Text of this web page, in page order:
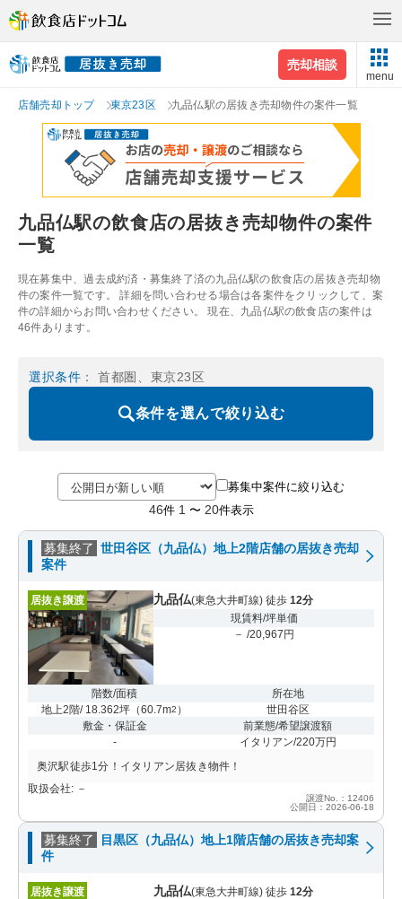
売却相談
menu
店舗売却トップ 東京23区 九品仏駅の居抜き売却物件の案件一覧
九品仏駅の飲食店の居抜き売却物件の案件
一覧
現在募集中、過去成約済・募集終了済の九品仏駅の飲食店の居抜き売却物
件の案件一覧です。 詳細を問い合わせる場合は各案件をクリックして、案
件の詳細からお問い合わせください。 現在、九品仏駅の飲食店の案件は
46件あります。
選択条件 ： 首都圏、東京23区
条件を選んで絞り込む
募集中案件に絞り込む
46件 1 〜 20件表示
募集終了 世田谷区（九品仏）地上2階店舗の居抜き売却
案件
居抜き譲渡 九品仏(東急大井町線) 徒歩 12分
現賃料/坪単価
－ /20,967円
階数/面積
地上2階/ 18.362坪 （60.7m2 ）
所在地
世田谷区
敷金・保証金
-
前業態/希望譲渡額
イタリアン/220万円
奥沢駅徒歩1分！イタリアン居抜き物件！
取扱会社: －
譲渡No.：12406
公開日：2026-06-18
募集終了
目黒区（九品仏）地上1階店舗の居抜き売却案
件
居抜き譲渡 九品仏(東急大井町線) 徒歩 12分